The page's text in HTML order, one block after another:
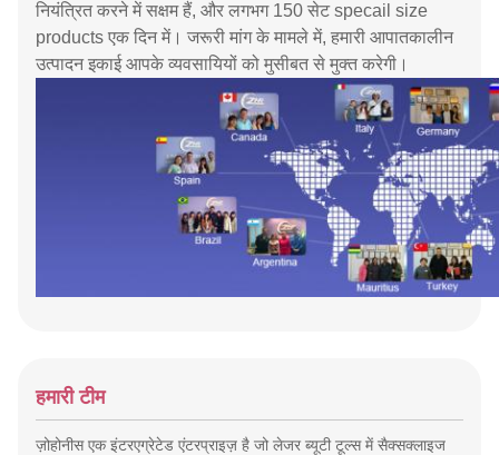
नियंत्रित करने में सक्षम हैं, और लगभग 150 सेट specail size
products एक दिन में। जरूरी मांग के मामले में, हमारी आपातकालीन
उत्पादन इकाई आपके व्यवसायियों को मुसीबत से मुक्त करेगी।
हमारी टीम
ज़ोहोनीस एक इंटरएग्रेटेड एंटरप्राइज़ है जो लेजर ब्यूटी टूल्स में सैक्सक्लाइज